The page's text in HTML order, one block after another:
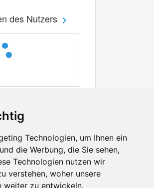
Technologien, um Ihnen ein
die Werbung, die Sie sehen,
Technologien nutzen wir
verstehen, woher unsere
weiter zu entwickeln.
des Nutzers